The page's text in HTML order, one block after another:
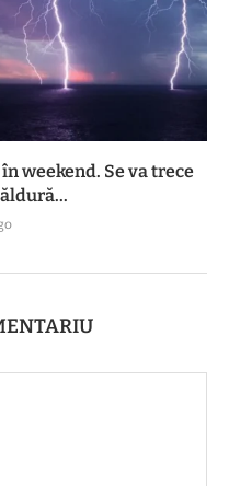
weekend. Se va trece